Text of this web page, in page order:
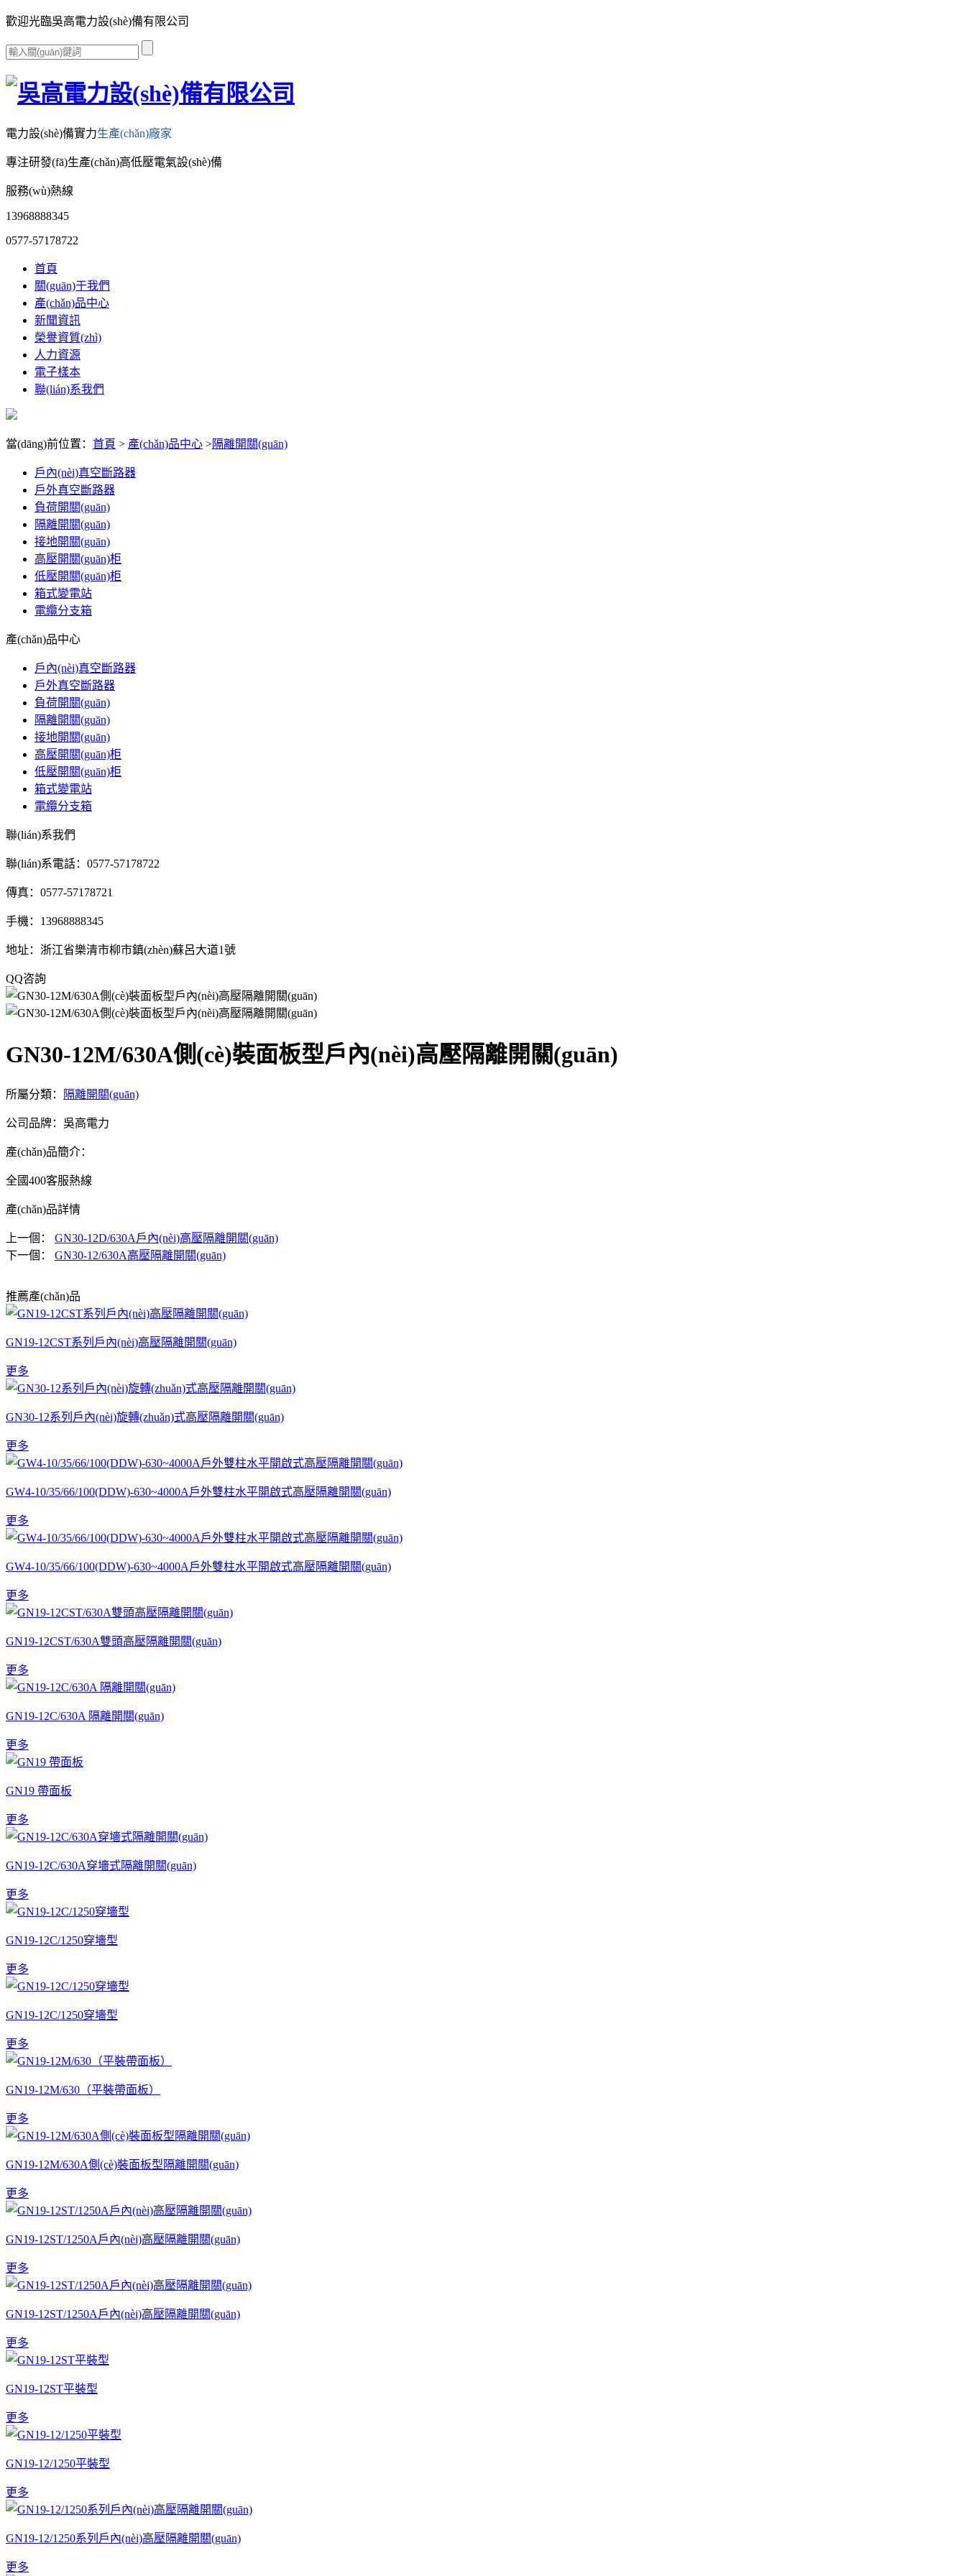
歡迎光臨吳高電力設(shè)備有限公司
電力設(shè)備實力生產(chǎn)廠家
專注研發(fā)生產(chǎn)高低壓電氣設(shè)備
服務(wù)熱線
13968888345
0577-57178722
首頁
關(guān)于我們
產(chǎn)品中心
新聞資訊
榮譽資質(zhì)
人力資源
電子樣本
聯(lián)系我們
當(dāng)前位置： 首頁 > 產(chǎn)品中心 >隔離開關(guān)
戶內(nèi)真空斷路器
戶外真空斷路器
負荷開關(guān)
隔離開關(guān)
接地開關(guān)
高壓開關(guān)柜
低壓開關(guān)柜
箱式變電站
電纜分支箱
產(chǎn)品中心
戶內(nèi)真空斷路器
戶外真空斷路器
負荷開關(guān)
隔離開關(guān)
接地開關(guān)
高壓開關(guān)柜
低壓開關(guān)柜
箱式變電站
電纜分支箱
聯(lián)系我們
聯(lián)系電話：0577-57178722
傳真：0577-57178721
手機：13968888345
地址：浙江省樂清市柳市鎮(zhèn)蘇呂大道1號
QQ咨詢
GN30-12M/630A側(cè)裝面板型戶內(nèi)高壓隔離開關(guān)
所屬分類： 隔離開關(guān)
公司品牌：吳高電力
產(chǎn)品簡介：
全國400客服熱線
產(chǎn)品詳情
上一個：
GN30-12D/630A戶內(nèi)高壓隔離開關(guān)
下一個：
GN30-12/630A高壓隔離開關(guān)
推薦產(chǎn)品
GN19-12CST系列戶內(nèi)高壓隔離開關(guān)
更多
GN30-12系列戶內(nèi)旋轉(zhuǎn)式高壓隔離開關(guān)
更多
GW4-10/35/66/100(DDW)-630~4000A戶外雙柱水平開啟式高壓隔離開關(guān)
更多
GW4-10/35/66/100(DDW)-630~4000A戶外雙柱水平開啟式高壓隔離開關(guān)
更多
GN19-12CST/630A雙頭高壓隔離開關(guān)
更多
GN19-12C/630A 隔離開關(guān)
更多
GN19 帶面板
更多
GN19-12C/630A穿墻式隔離開關(guān)
更多
GN19-12C/1250穿墻型
更多
GN19-12C/1250穿墻型
更多
GN19-12M/630（平裝帶面板）
更多
GN19-12M/630A側(cè)裝面板型隔離開關(guān)
更多
GN19-12ST/1250A戶內(nèi)高壓隔離開關(guān)
更多
GN19-12ST/1250A戶內(nèi)高壓隔離開關(guān)
更多
GN19-12ST平裝型
更多
GN19-12/1250平裝型
更多
GN19-12/1250系列戶內(nèi)高壓隔離開關(guān)
更多